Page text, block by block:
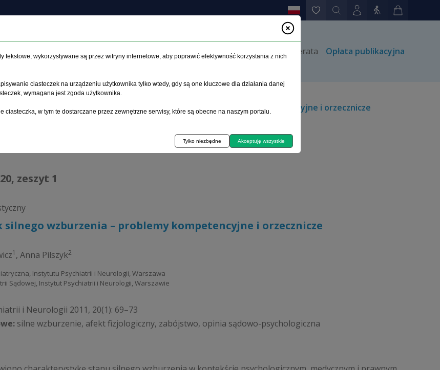
Archiwum Etyka Instrukcja dla autorów Kontakt Prenumerata Opłata publikacyjna
>Archiwum>zeszyt 1>Przypadek silnego wzburzenia – problemy kompetencyjne i orzecznicze
zeszyt 1
silnego wzburzenia – problemy kompetencyjne i orzecznicze
1 , Anna Pilszyk2
Instytutu Psychiatrii i Neurologii, Warszawa
Sądowej, Instytut Psychiatrii i Neurologii, Warszawie
i Neurologii 2011, 20(1): 69–73
silne wzburzenie, afekt fizjologiczny, zabójstwo, opinia sądowo-psychologiczna
tekstowe, wykorzystywane są przez witryny internetowe, aby poprawić efektywność korzystania z nich
ciasteczek na urządzeniu użytkownika tylko wtedy, gdy są one kluczowe dla działania danej
wymagana jest zgoda użytkownika.
ciasteczka, w tym te dostarczane przez zewnętrzne serwisy, które są obecne na naszym portalu.
Tylko niezbędne Akceptuję wszystkie